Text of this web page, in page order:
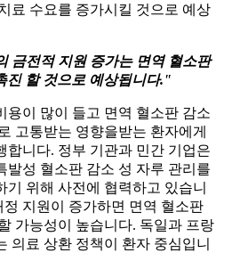
료 수요를 증가시킬 것으로 예상
금전적 지원 증가는 면역 혈소판
진 할 것으로 예상됩니다."
용이 많이 들고 면역 혈소판 감소
고통받는 영향을받는 환자에게
합니다. 정부 기관과 민간 기업은
발성 혈소판 감소 성 자루 관리를
기 위해 사전에 협력하고 있습니
지원이 증가하면 면역 혈소판
가능성이 높습니다. 독일과 프랑
의료 상환 정책이 환자 중심입니